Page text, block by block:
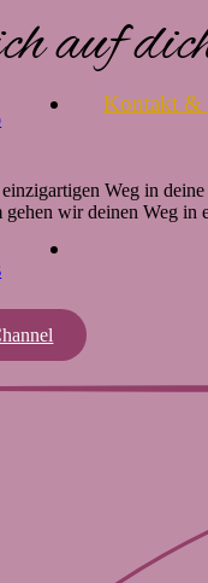
Kontakt &
auf
Weg in
wir deinen Weg in